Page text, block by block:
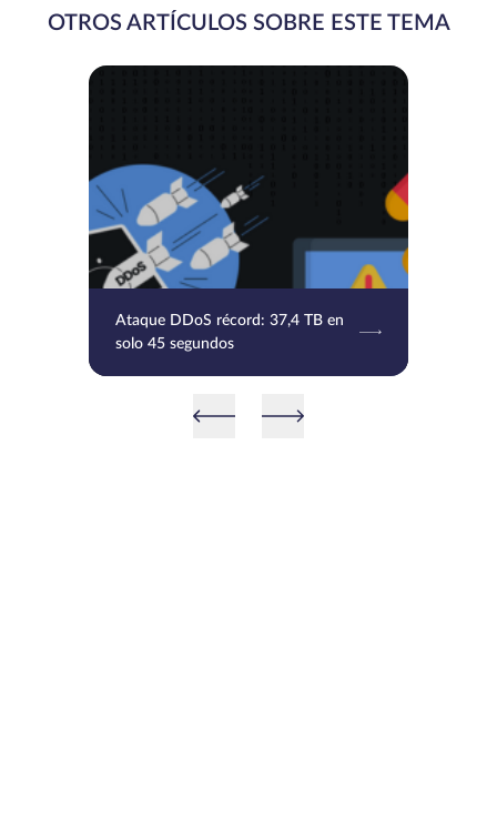
OTROS ARTÍCULOS SOBRE ESTE TEMA
Ataque DDoS récord: 37,4 TB en
solo 45 segundos